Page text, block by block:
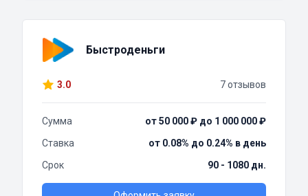
Быстроденьги
3.0 7 отзывов
Сумма
от 50 000 ₽ до 1 000 000 ₽
Ставка
от 0.08% до 0.24% в день
Срок
90 - 1080 дн.